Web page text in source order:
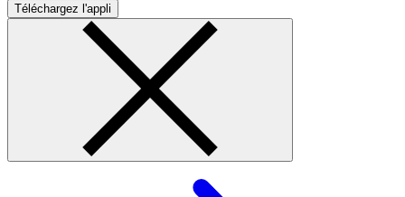
Téléchargez l'appli